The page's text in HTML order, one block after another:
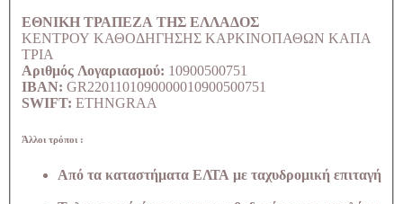
ΕΘΝΙΚΗ ΤΡΑΠΕΖΑ ΤΗΣ ΕΛΛΑΔΟΣ
ΚΕΝΤΡΟΥ ΚΑΘΟΔΗΓΗΣΗΣ ΚΑΡΚΙΝΟΠΑΘΩΝ ΚΑΠΑ
ΤΡΙΑ
Αριθμός Λογαριασμού: 10900500751
IBAN: GR2201101090000010900500751
SWIFT: ETHNGRAA
Άλλοι τρόποι :
Από τα καταστήματα ΕΛΤΑ με ταχυδρομική επιταγή